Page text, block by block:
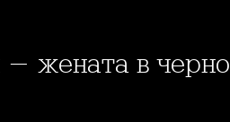
- жената в черно